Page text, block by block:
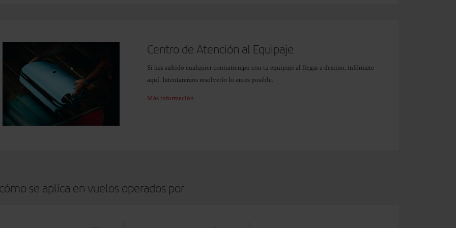
Centro de Atención al Equipaje
Si has sufrido cualquier contratiempo con tu equipaje al llegar a destino, infórmate
aquí. Intentaremos resolverlo lo antes posible.
Más información
se aplica en vuelos operados por